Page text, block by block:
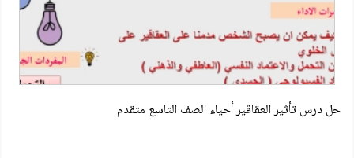
حل درس تأثير العقاقير أحياء الصف التاسع متقدم